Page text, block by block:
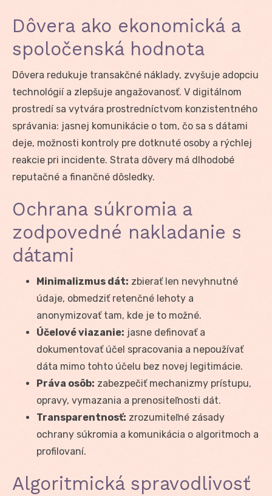
Dôvera ako ekonomická a
spoločenská hodnota
Dôvera redukuje transakčné náklady, zvyšuje adopciu
technológií a zlepšuje angažovanosť. V digitálnom
prostredí sa vytvára prostredníctvom konzistentného
správania: jasnej komunikácie o tom, čo sa s dátami
deje, možnosti kontroly pre dotknuté osoby a rýchlej
reakcie pri incidente. Strata dôvery má dlhodobé
reputačné a finančné dôsledky.
Ochrana súkromia a
zodpovedné nakladanie s
dátami
Minimalizmus dát: zbierať len nevyhnutné
údaje, obmedziť retenčné lehoty a
anonymizovať tam, kde je to možné.
Účelové viazanie: jasne definovať a
dokumentovať účel spracovania a nepoužívať
dáta mimo tohto účelu bez novej legitimácie.
Práva osôb: zabezpečiť mechanizmy prístupu,
opravy, vymazania a prenositeľnosti dát.
Transparentnosť: zrozumiteľné zásady
ochrany súkromia a komunikácia o algoritmoch a
profilovaní.
Algoritmická spravodlivosť